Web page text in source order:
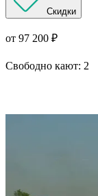
Скидки
от 97 200 ₽
Свободно кают: 2